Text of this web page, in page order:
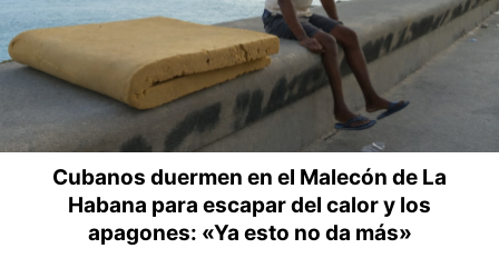
Cubanos duermen en el Malecón de La
Habana para escapar del calor y los
apagones: «Ya esto no da más»